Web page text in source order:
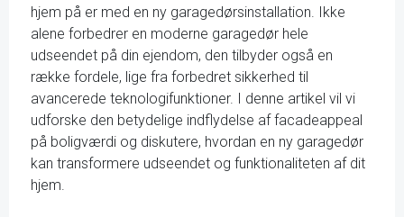
hjem på er med en ny garagedørsinstallation. Ikke
alene forbedrer en moderne garagedør hele
udseendet på din ejendom, den tilbyder også en
række fordele, lige fra forbedret sikkerhed til
avancerede teknologifunktioner. I denne artikel vil vi
udforske den betydelige indflydelse af facadeappeal
på boligværdi og diskutere, hvordan en ny garagedør
kan transformere udseendet og funktionaliteten af dit
hjem.